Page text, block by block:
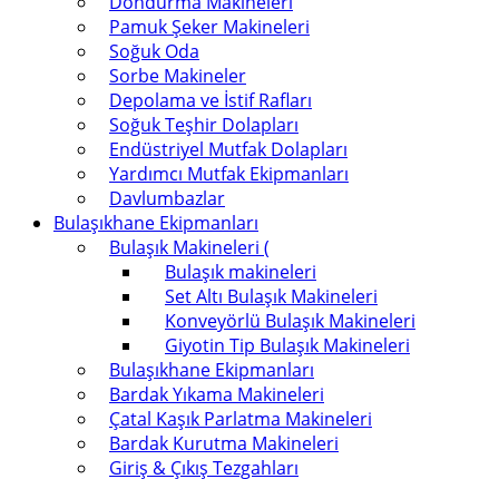
Pamuk Şeker Makineleri
Soğuk Oda
Sorbe Makineler
Depolama ve İstif Rafları
Soğuk Teşhir Dolapları
Endüstriyel Mutfak Dolapları
Yardımcı Mutfak Ekipmanları
Davlumbazlar
Bulaşıkhane Ekipmanları
Bulaşık Makineleri (
Bulaşık makineleri
Set Altı Bulaşık Makineleri
Konveyörlü Bulaşık Makineleri
Giyotin Tip Bulaşık Makineleri
Bulaşıkhane Ekipmanları
Bardak Yıkama Makineleri
Çatal Kaşık Parlatma Makineleri
Bardak Kurutma Makineleri
Giriş & Çıkış Tezgahları